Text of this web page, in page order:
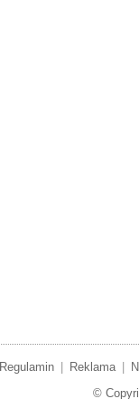
Regulamin Reklama
©